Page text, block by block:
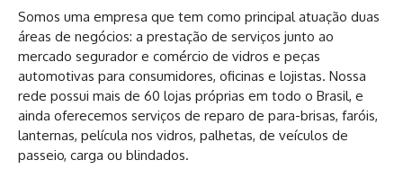
Somos uma empresa que tem como principal atuação duas
áreas de negócios: a prestação de serviços junto ao
mercado segurador e comércio de vidros e peças
automotivas para consumidores, oficinas e lojistas. Nossa
rede possui mais de 60 lojas próprias em todo o Brasil, e
ainda oferecemos serviços de reparo de para-brisas, faróis,
lanternas, película nos vidros, palhetas, de veículos de
passeio, carga ou blindados.